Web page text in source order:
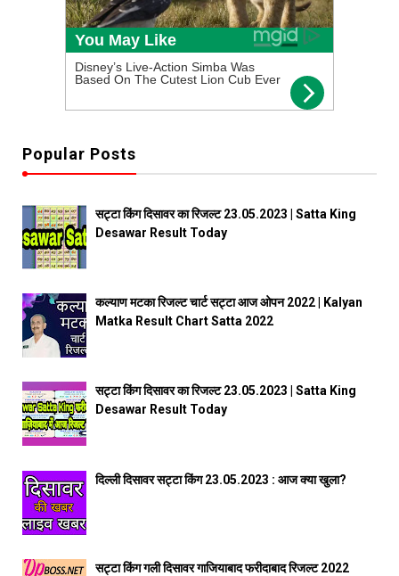
Popular Posts
सट्टा किंग दिसावर का रिजल्ट 23.05.2023 | Satta King
Desawar Result Today
कल्याण मटका रिजल्ट चार्ट सट्टा आज ओपन 2022 | Kalyan
Matka Result Chart Satta 2022
सट्टा किंग दिसावर का रिजल्ट 23.05.2023 | Satta King
Desawar Result Today
दिल्ली दिसावर सट्टा किंग 23.05.2023 : आज क्या खुला?
सट्टा किंग गली दिसावर गाजियाबाद फरीदाबाद रिजल्ट 2022